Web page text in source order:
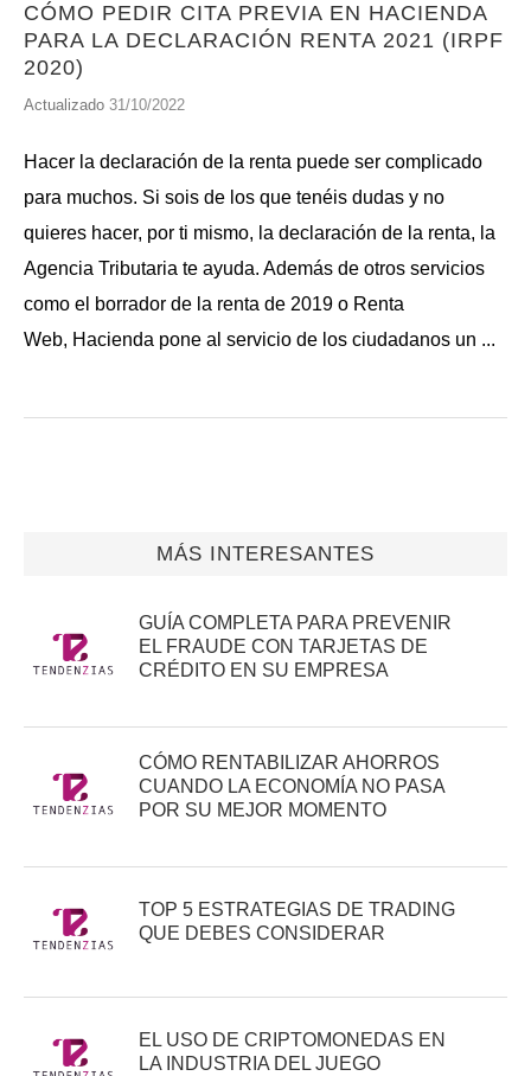
CÓMO PEDIR CITA PREVIA EN HACIENDA
PARA LA DECLARACIÓN RENTA 2021 (IRPF
2020)
Actualizado 31/10/2022
Hacer la declaración de la renta puede ser complicado
para muchos. Si sois de los que tenéis dudas y no
quieres hacer, por ti mismo, la declaración de la renta, la
Agencia Tributaria te ayuda. Además de otros servicios
como el borrador de la renta de 2019 o Renta
Web, Hacienda pone al servicio de los ciudadanos un ...
MÁS INTERESANTES
GUÍA COMPLETA PARA PREVENIR
EL FRAUDE CON TARJETAS DE
CRÉDITO EN SU EMPRESA
CÓMO RENTABILIZAR AHORROS
CUANDO LA ECONOMÍA NO PASA
POR SU MEJOR MOMENTO
TOP 5 ESTRATEGIAS DE TRADING
QUE DEBES CONSIDERAR
EL USO DE CRIPTOMONEDAS EN
LA INDUSTRIA DEL JUEGO